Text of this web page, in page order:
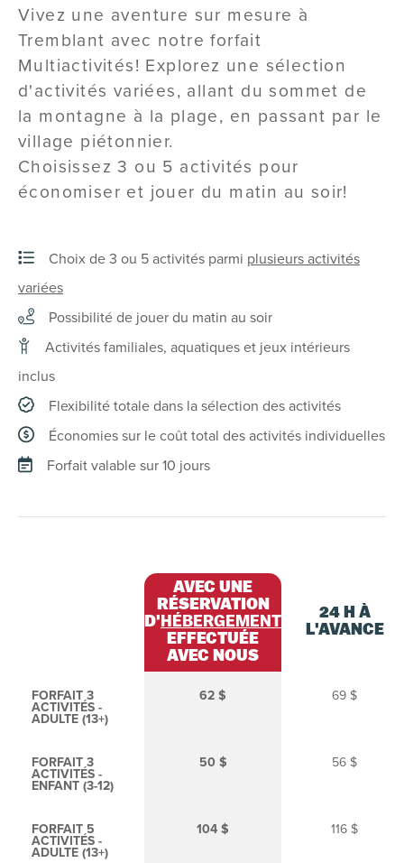
Vivez une aventure sur mesure à
Tremblant avec notre forfait
Multiactivités! Explorez une sélection
d'activités variées, allant du sommet de
la montagne à la plage, en passant par le
village piétonnier.
Choisissez 3 ou 5 activités pour
économiser et jouer du matin au soir!
Choix de 3 ou 5 activités parmi plusieurs activités
variées
Possibilité de jouer du matin au soir
Activités familiales, aquatiques et jeux intérieurs
inclus
Flexibilité totale dans la sélection des activités
Économies sur le coût total des activités individuelles
Forfait valable sur 10 jours
AVEC UNE
RÉSERVATION
D' HÉBERGEMENT
EFFECTUÉE
AVEC NOUS
24 H À
L'AVANCE
FORFAIT 3
ACTIVITÉS -
ADULTE (13+)
62 $ 69 $
FORFAIT 3
ACTIVITÉS -
ENFANT (3-12)
50 $ 56 $
FORFAIT 5
ACTIVITÉS -
ADULTE (13+)
104 $ 116 $